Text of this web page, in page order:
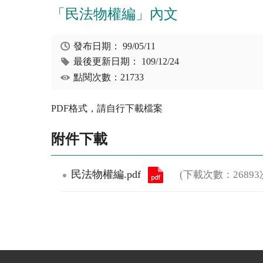
「民法物權編」內文
發布日期：99/05/11
最後更新日期： 109/12/24
點閱次數：21733
PDF格式，請自行下載檔案
附件下載
民法物權編.pdf (下載次數：26893